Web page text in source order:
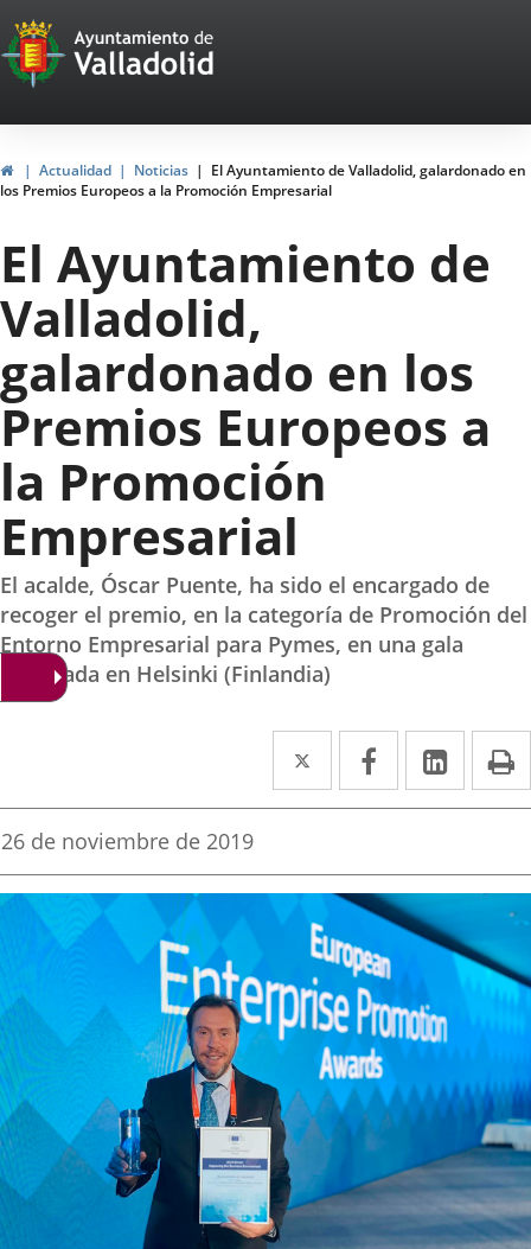
Portal
Web
del
Ayuntamiento
de
Valladolid
InicioActualidad Noticias
El Ayuntamiento de Valladolid, galardonado en
los Premios Europeos a la Promoción Empresarial
El Ayuntamiento de
Valladolid,
galardonado en los
Premios Europeos a
la Promoción
Empresarial
El acalde, Óscar Puente, ha sido el encargado de
recoger el premio, en la categoría de Promoción del
Entorno Empresarial para Pymes, en una gala
celebrada en Helsinki (Finlandia)
Twitter
Enlace
a
aplicación
externa.
Facebook
Enlace
a
aplicación
externa.
Enlace
a
Fecha
la
noticia
26 de noviembre de 2019